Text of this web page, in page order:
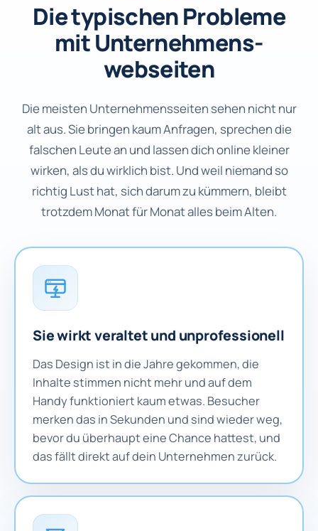
Die typischen Probleme
mit Unternehmens­
webseiten
Die meisten Unternehmensseiten sehen nicht nur
alt aus. Sie bringen kaum Anfragen, sprechen die
falschen Leute an und lassen dich online kleiner
wirken, als du wirklich bist. Und weil niemand so
richtig Lust hat, sich darum zu kümmern, bleibt
trotzdem Monat für Monat alles beim Alten.
Sie wirkt veraltet und unprofessionell
Das Design ist in die Jahre gekommen, die
Inhalte stimmen nicht mehr und auf dem
Handy funktioniert kaum etwas. Besucher
merken das in Sekunden und sind wieder weg,
bevor du überhaupt eine Chance hattest, und
das fällt direkt auf dein Unternehmen zurück.